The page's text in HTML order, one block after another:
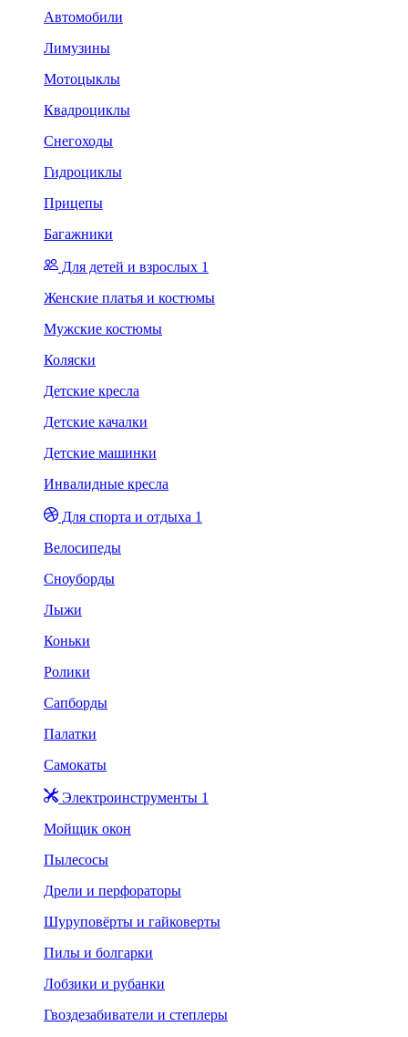
Автомобили
Лимузины
Мотоцыклы
Квадроциклы
Снегоходы
Гидроциклы
Прицепы
Багажники
Для детей и взрослых 1
Женские платья и костюмы
Мужские костюмы
Коляски
Детские кресла
Детские качалки
Детские машинки
Инвалидные кресла
Для спорта и отдыха 1
Велосипеды
Сноуборды
Лыжи
Коньки
Ролики
Сапборды
Палатки
Самокаты
Электроинструменты 1
Мойщик окон
Пылесосы
Дрели и перфораторы
Шуруповёрты и гайковерты
Пилы и болгарки
Лобзики и рубанки
Гвоздезабиватели и степлеры